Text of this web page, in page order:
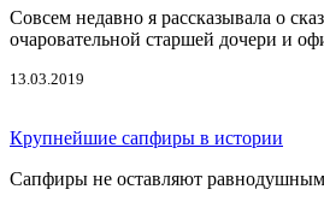
Совсем недавно я рассказывала о
очаровательной старшей дочери и
13.03.2019
Крупнейшие сапфиры в истории
Сапфиры не оставляют